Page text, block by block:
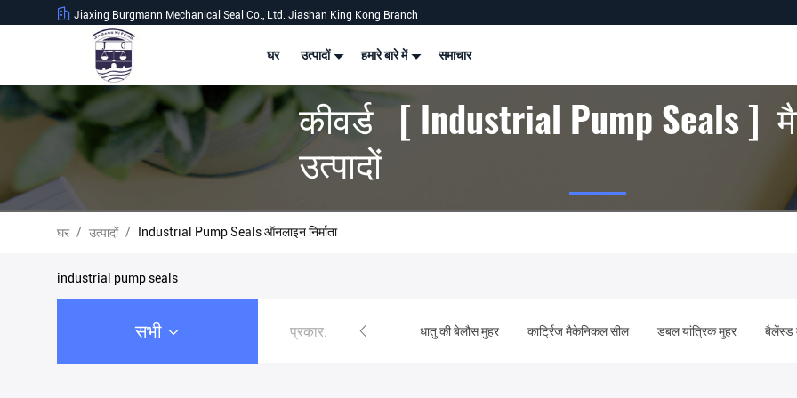
Jiaxing Burgmann Mechanical Seal Co., Ltd. Jiashan King Kong Branch
घर उत्पादों हमारे बारे में समाचार
कीवर्ड [ Industrial Pump Seals ]
उत्पादों
घर / उत्पादों / Industrial Pump Seals ऑनलाइन निर्माता
industrial pump seals
सभी प्रकार:
औद्योगिक यांत्रिक जवानों धातु की बेलौस मुहर कार्ट्रिज मैकेनिकल सील डबल यांत्रिक मुहर बैलेंस्ड